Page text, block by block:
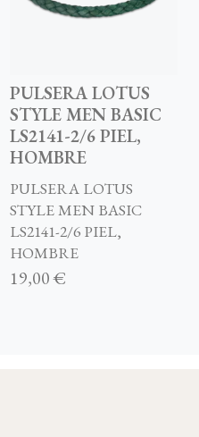
PULSERA LOTUS
STYLE MEN BASIC
LS2141-2/6 PIEL,
HOMBRE
PULSERA LOTUS
STYLE MEN BASIC
LS2141-2/6 PIEL,
HOMBRE
19,00 €